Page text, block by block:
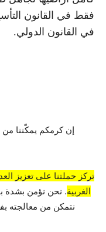
فقط في القانون
في القانون الدولي.
إن كرمكم يمكّننا
تركز حملتنا على تعزيز
الغربية. نحن نؤمن بشدة
نتمكن من معالجته